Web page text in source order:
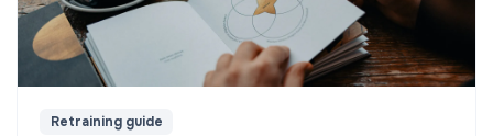
Retraining guide